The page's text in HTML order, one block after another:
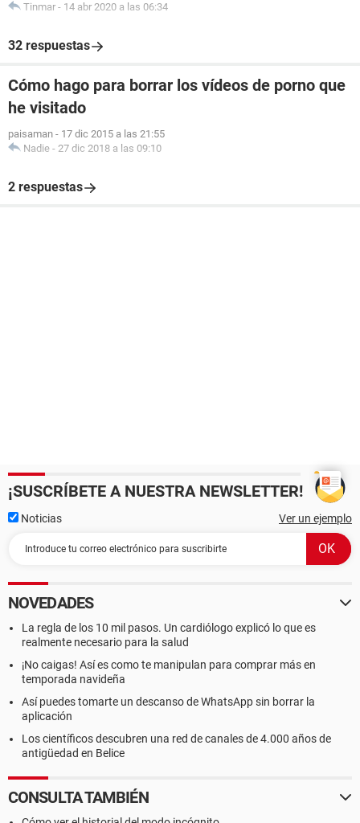
Tinmar - 14 abr 2020 a las 06:34
32 respuestas
Cómo hago para borrar los vídeos de porno que
he visitado
paisaman - 17 dic 2015 a las 21:55
Nadie - 27 dic 2018 a las 09:10
2 respuestas
¡SUSCRÍBETE A NUESTRA NEWSLETTER!
Noticias Ver un ejemplo
NOVEDADES
La regla de los 10 mil pasos. Un cardiólogo explicó lo que es
realmente necesario para la salud
¡No caigas! Así es como te manipulan para comprar más en
temporada navideña
Así puedes tomarte un descanso de WhatsApp sin borrar la
aplicación
Los científicos descubren una red de canales de 4.000 años de
antigüedad en Belice
CONSULTA TAMBIÉN